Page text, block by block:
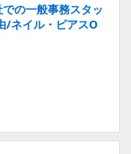
の一般事務スタッ
/ネイル・ピアスO